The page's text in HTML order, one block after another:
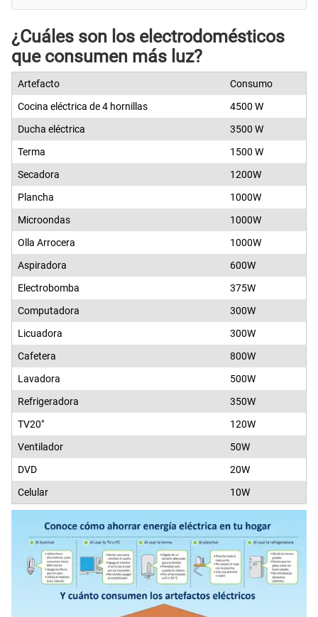
¿Cuáles son los electrodomésticos
que consumen más luz?
Artefacto
Consumo
Cocina eléctrica de 4 hornillas
4500 W
Ducha eléctrica
3500 W
Terma
1500 W
Secadora
1200W
Plancha
1000W
Microondas
1000W
Olla Arrocera
1000W
Aspiradora
600W
Electrobomba
375W
Computadora
300W
Licuadora
300W
Cafetera
800W
Lavadora
500W
Refrigeradora
350W
TV20"
120W
Ventilador
50W
DVD
20W
Celular
10W